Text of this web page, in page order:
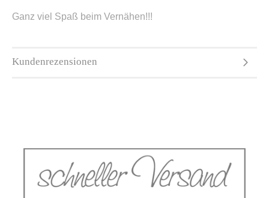
Ganz viel Spaß beim Vernähen!!!
Kundenrezensionen